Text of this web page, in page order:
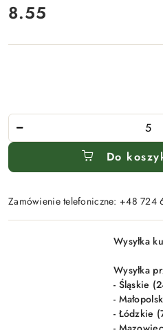
Cena:
8.55
Do
Zamówienie telefoniczne: +48 724
Wysyłka
Wysyłka
- Śląskie
-
- Łódzkie